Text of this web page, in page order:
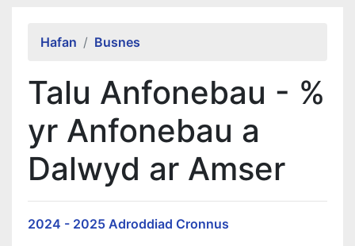
Hafan Busnes
Talu Anfonebau - %
yr Anfonebau a
Dalwyd ar Amser
2024 - 2025 Adroddiad Cronnus